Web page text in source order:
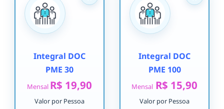
Integral DOC
PME 30
Mensal R$ 19,90
Valor por Pessoa
Integral DOC
PME 100
Mensal R$ 15,90
Valor por Pessoa